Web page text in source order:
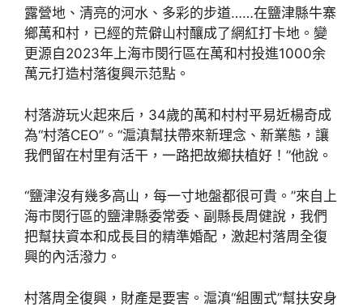
露營地、清亮的河水、多彩的步道……在鹽津縣牛寨
鄉萬和村，已經的荒僻山村釀成了網紅打卡地。變
更源自2023年上海市閔行區在萬和村投進1000余
萬元打造村落復興示范點。
村落游玩火起來后，34歲的萬和村村平易近楊奇成
為“村落CEO”。“滬滇幫扶帶來新理念、新業態，讓
我們留在村里有活干，一路把故鄉扶植好！”他說。
“鹽津沒有幾多高山，每一寸地盤都很可貴。”來自上
海市閔行區的鹽津縣委常委、副縣長周健說，我們
把幫扶資本和成長目的精準婚配，激起村落周全復
興的內活潑力。
村落周全復興，財產是要害。滬滇“組團式”幫扶安身